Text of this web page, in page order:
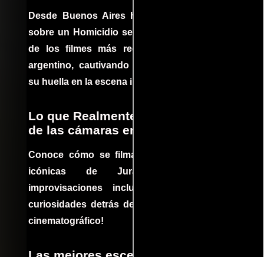
Desde Buenos Aires hasta el mundo, Tesis
sobre un Homicidio se ha convertido en uno
de los filmes más recomendados del cine
argentino, cautivando audiencias y dejando
su huella en la escena internacional.
Lo que Realmente Sucedió detrás
de las cámaras en Jurassic Park
Conoce cómo se filmaron algunas escenas
icónicas de Jurassic Park, con
improvisaciones incluidas. ¡Descubre las
curiosidades detrás del rodaje de un clásico
cinematográfico!